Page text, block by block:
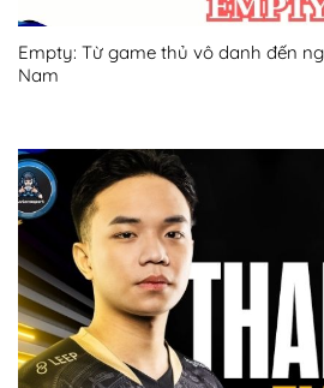
Empty: Từ game thủ vô danh đến
Nam